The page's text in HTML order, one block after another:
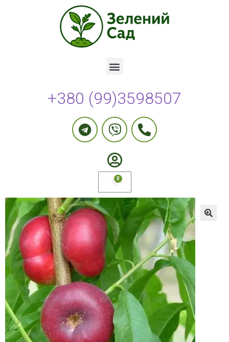
+380 (99)3598507